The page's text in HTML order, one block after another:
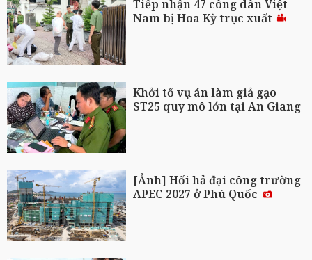
Tiếp nhận 47 công dân Việt
Nam bị Hoa Kỳ trục xuất
Khởi tố vụ án làm giả gạo
ST25 quy mô lớn tại An Giang
[Ảnh] Hối hả đại công trường
APEC 2027 ở Phú Quốc